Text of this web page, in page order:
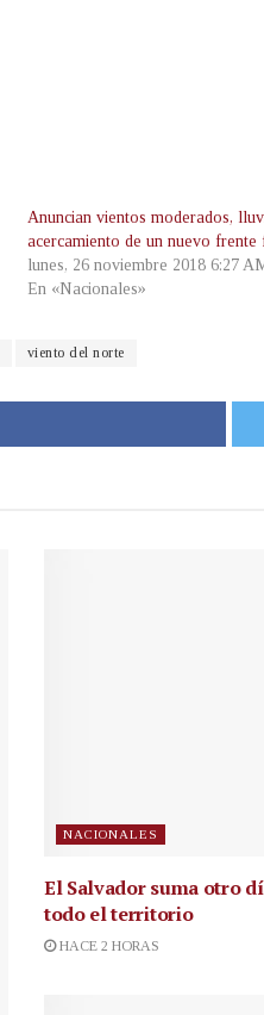
Anuncian vientos moderados,
acercamiento de un nuevo
lunes, 26 noviembre 2018 6:27
En «Nacionales»
viento del norte
NACIONALES
El Salvador suma otro
todo el territorio
HACE 2 HORAS